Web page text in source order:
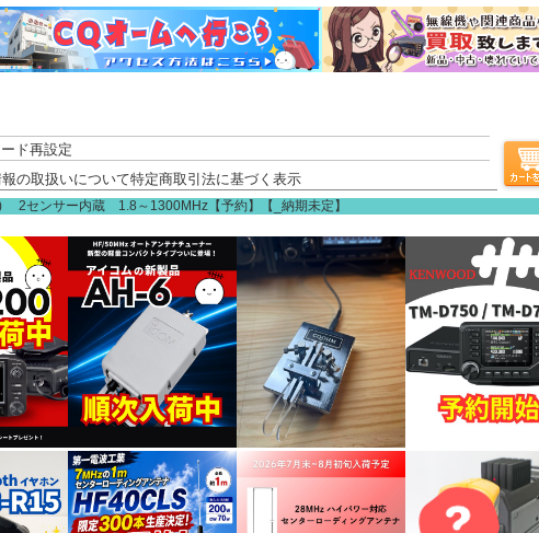
ド再設定
の取扱いについて特定商取引法に基づく表示
2センサー内蔵 1.8～1300MHz【予約】【_納期未定】